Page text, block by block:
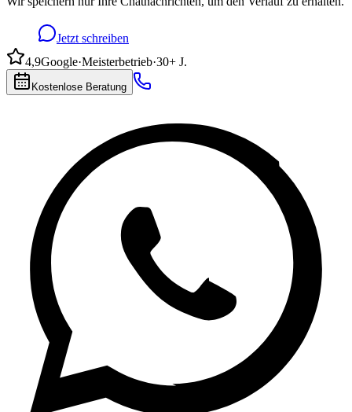
Jetzt schreiben
4,9Google·Meisterbetrieb·30+ J.
Kostenlose Beratung